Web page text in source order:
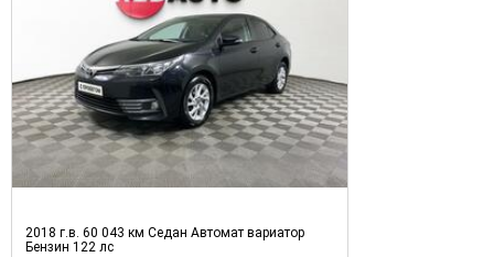
2018 г.в. 60 043 км Седан Автомат вариатор
Бензин 122 лс